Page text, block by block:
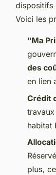
dispositifs
Voici les
"Ma
des
en lien
Crédit
habitat
plus,